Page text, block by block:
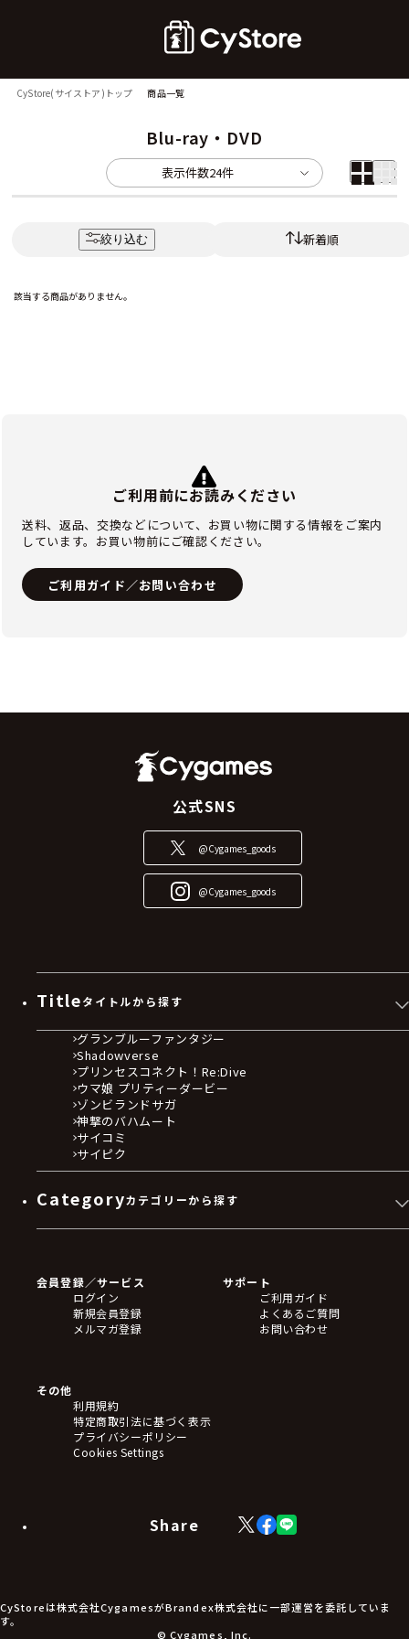
CyStore(サイストア)トップ 商品一覧
Blu-ray・DVD
表示件数24件
絞り込む 新着順
該当する商品がありません。
ご利用前にお読みください
送料、返品、交換などについて、お買い物に関する情報をご案内
しています。お買い物前にご確認ください。
ご利用ガイド／お問い合わせ
公式SNS
@Cygames_goods
@Cygames_goods
Titleタイトルから探す
グランブルーファンタジー
Shadowverse
プリンセスコネクト！Re:Dive
ウマ娘 プリティーダービー
ゾンビランドサガ
神撃のバハムート
サイコミ
サイピク
Categoryカテゴリーから探す
フィギュア
アクリルスタンド
バッジ
キーホルダー・ストラップ
ステッカー・シール・カード
タペストリー・ポスター
アームサポーター
ブレードホルダー
食品・飲料品
アパレル小物
アクセサリー
会員登録／サービス
ログイン
新規会員登録
メルマガ登録
サポート
ご利用ガイド
よくあるご質問
お問い合わせ
その他
利用規約
特定商取引法に基づく表示
プライバシーポリシー
Cookies Settings
Share
X
(Twitter)
Facebook
LINE
CyStoreは株式会社CygamesがBrandex株式会社に一部運営を委託していま
す。
© Cygames, Inc.